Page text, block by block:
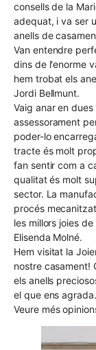
consells de la
adequat, i va ser
anells de
Van entendre
dins de l'enorme
hem trobat els
Jordi Bellmunt.
Vaig anar en
assessorament
poder-lo
tracte és molt
fan sentir com a
qualitat és molt
sector. La
procés
les millors joies
Elisenda Molné.
Hem visitat la
nostre casament!
els anells
el que ens agrada.
Veure més